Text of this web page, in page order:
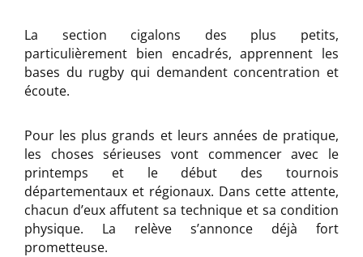
La section cigalons des plus petits,
particulièrement bien encadrés, apprennent les
bases du rugby qui demandent concentration et
écoute.
Pour les plus grands et leurs années de pratique,
les choses sérieuses vont commencer avec le
printemps et le début des tournois
départementaux et régionaux. Dans cette attente,
chacun d’eux affutent sa technique et sa condition
physique. La relève s’annonce déjà fort
prometteuse.